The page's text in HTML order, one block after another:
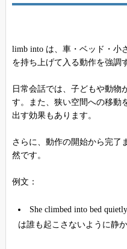
limb into は、車・ベッド・小
を持ち上げて入る動作を強調
日常会話では、子どもや動物
す。また、狭い空間への移動
出す効果もあります。
さらに、動作の開始から完了
然です。
例文：
She climbed into bed
は誰も起こさないように静